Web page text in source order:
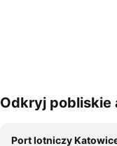
Powiększ mapę
Odkryj pobliskie
Port lotniczy Katowice-